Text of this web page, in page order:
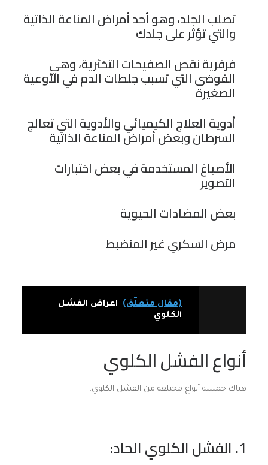
تصلب الجلد، وهو أحد أمراض المناعة الذاتية
والتي تؤثر على جلدك
فرفرية نقص الصفيحات التخثرية، وهي
الفوضى التي تسبب جلطات الدم في الأوعية
الصغيرة
أدوية العلاج الكيميائي والأدوية التي تعالج
السرطان وبعض أمراض المناعة الذاتية
الأصباغ المستخدمة في بعض اختبارات
التصوير
بعض المضادات الحيوية
مرض السكري غير المنضبط
(مقال متعلّق)
اعراض الفشل
الكلوي
أنواع الفشل الكلوي
هناك خمسة أنواع مختلفة من الفشل الكلوي:
1. الفشل الكلوي الحاد: